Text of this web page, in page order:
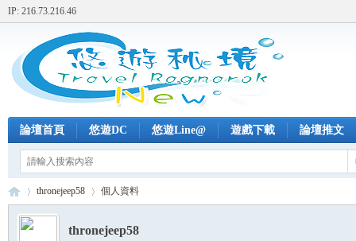
IP: 216.73.216.46
論壇首頁 悠遊DC 悠遊Line@ 遊戲下載 論壇推文
thronejeep58 個人資料
thronejeep58